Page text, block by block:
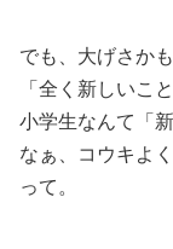
でも、大げさか
「全く新しいこ
小学生なんて「
なぁ、コウキよ
って。